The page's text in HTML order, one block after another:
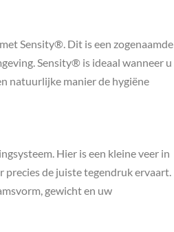
Sensity®. Dit is een zogenaamde
Sensity® is ideaal wanneer u
natuurlijke manier de hygiëne
Hier is een kleine veer in
precies de juiste tegendruk ervaart.
gewicht en uw